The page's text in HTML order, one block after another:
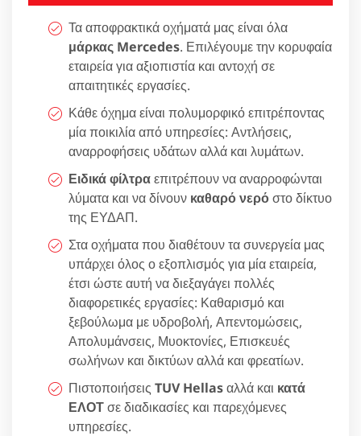
Τα αποφρακτικά οχήματά μας είναι όλα
μάρκας Mercedes. Επιλέγουμε την κορυφαία
εταιρεία για αξιοπιστία και αντοχή σε
απαιτητικές εργασίες.
Κάθε όχημα είναι πολυμορφικό επιτρέποντας
μία ποικιλία από υπηρεσίες: Αντλήσεις,
αναρροφήσεις υδάτων αλλά και λυμάτων.
Ειδικά φίλτραεπιτρέπουν να αναρροφώνται
λύματα και να δίνουν καθαρό νερόστο δίκτυο
της ΕΥΔΑΠ.
Στα οχήματα που διαθέτουν τα συνεργεία μας
υπάρχει όλος ο εξοπλισμός για μία εταιρεία,
έτσι ώστε αυτή να διεξαγάγει πολλές
διαφορετικές εργασίες: Καθαρισμό και
ξεβούλωμα με υδροβολή, Απεντομώσεις,
Απολυμάνσεις, Μυοκτονίες, Επισκευές
σωλήνων και δικτύων αλλά και φρεατίων.
Πιστοποιήσεις TUV Hellasαλλά και κατά
ΕΛΟΤσε διαδικασίες και παρεχόμενες
υπηρεσίες.